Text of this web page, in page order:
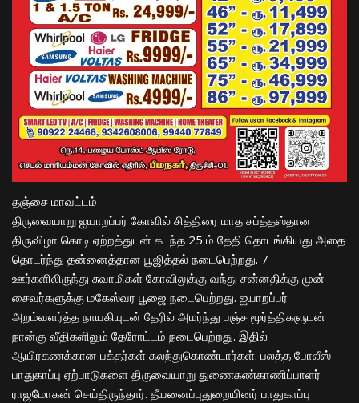
தஞ்சை மாவட்டம்
திருவையாறு ஐயாறப்பர் கோவில் சித்திரை மாத சப்த்தஸ்தான
திருவிழா கொடி ஏற்றத்துடன் கடந்த 25 ம் தேதி தொடங்கியது அதை
தொடர்ந்து தன்னைத்தான பூஜித்தல் நடைபெற்றது. 7
ஊர்களிலிருந்து சுவாமிகள் கோவிலுக்கு வந்து சன்னதிக்கு முன்
சைவர்களுக்கு மகேஸ்வர பூஜை நடைபெற்றது. ஐயாறப்பர்
அறம்வளர்த்த நாயகியுடன் தேரில் அமர்ந்து பஞ்ச மூர்த்திகளுடன்
நான்கு வீதிகளிலும் தேரோட்டம் நடைபெற்றது. இதில்
ஆயிரகணக்கான பக்தர்கள் கலந்துகொண்டார்கள். பலத்த போலீஸ்
பாதுகாப்பு ஏற்பாடுகளை திருவையாறு துணைகண்காணிப்பாளர்
ராஜமோகன் செய்திருந்தார். தீயனைப்புதுறையினர் பாதுகாப்பு